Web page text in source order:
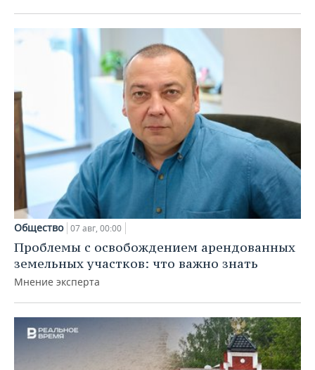
Общество 07 авг, 00:00
Проблемы с освобождением арендованных
земельных участков: что важно знать
Мнение эксперта